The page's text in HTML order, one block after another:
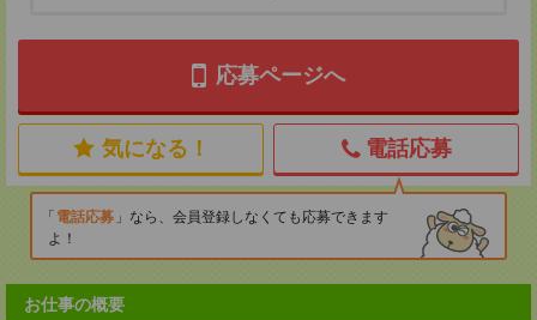
応募ページへ
気になる！ 電話応募
電話応募
なら、会員登録しなくても応募できます
よ！
お仕事の概要